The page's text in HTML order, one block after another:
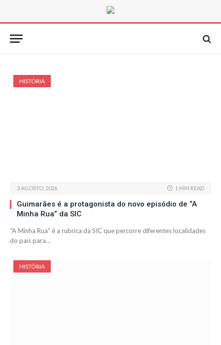
HISTÓRIA
3 AGOSTO, 2026 1 MIN READ
Guimarães é a protagonista do novo episódio de “A
Minha Rua” da SIC
“A Minha Rua” é a rubrica da SIC que percorre diferentes localidades
do país para…
HISTÓRIA